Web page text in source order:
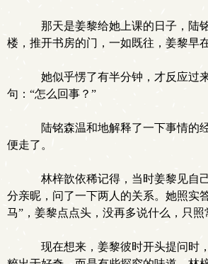
那天是姜黎给她上课的日子，陆
楼，推开书房的门，一如既往，姜黎早
她似乎愣了有半分钟，才反应过
句：“怎么回事？”
陆铭森温和地解释了一下事情的
便走了。
林梓歆依稀记得，当时姜黎见自
分亲昵，问了一下两人的关系。她照实
马”，姜黎点点头，没再多说什么，只照
现在想来，姜黎彼时开头提问时